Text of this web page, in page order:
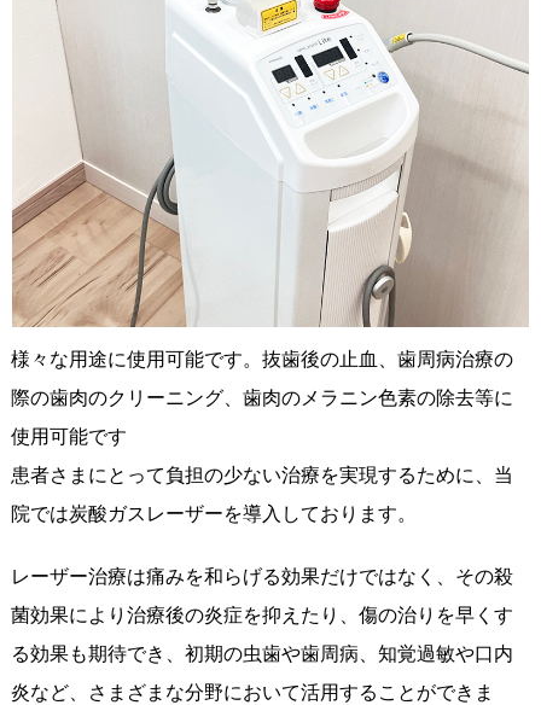
様々な用途に使用可能です。抜歯後の止血、歯周病治療の
際の歯肉のクリーニング、歯肉のメラニン色素の除去等に
使用可能です
患者さまにとって負担の少ない治療を実現するために、当
院では炭酸ガスレーザーを導入しております。
レーザー治療は痛みを和らげる効果だけではなく、その殺
菌効果により治療後の炎症を抑えたり、傷の治りを早くす
る効果も期待でき、初期の虫歯や歯周病、知覚過敏や口内
炎など、さまざまな分野において活用することができま